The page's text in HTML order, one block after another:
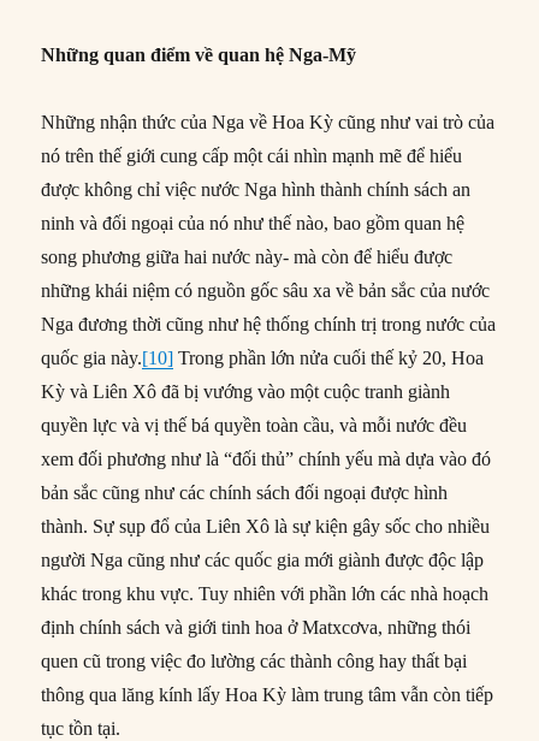
Những quan điểm về quan hệ Nga-Mỹ
Những nhận thức của Nga về Hoa Kỳ cũng như vai trò của
nó trên thế giới cung cấp một cái nhìn mạnh mẽ để hiểu
được không chỉ việc nước Nga hình thành chính sách an
ninh và đối ngoại của nó như thế nào, bao gồm quan hệ
song phương giữa hai nước này- mà còn để hiểu được
những khái niệm có nguồn gốc sâu xa về bản sắc của nước
Nga đương thời cũng như hệ thống chính trị trong nước của
quốc gia này.[10] Trong phần lớn nửa cuối thế kỷ 20, Hoa
Kỳ và Liên Xô đã bị vướng vào một cuộc tranh giành
quyền lực và vị thế bá quyền toàn cầu, và mỗi nước đều
xem đối phương như là “đối thủ” chính yếu mà dựa vào đó
bản sắc cũng như các chính sách đối ngoại được hình
thành. Sự sụp đổ của Liên Xô là sự kiện gây sốc cho nhiều
người Nga cũng như các quốc gia mới giành được độc lập
khác trong khu vực. Tuy nhiên với phần lớn các nhà hoạch
định chính sách và giới tinh hoa ở Matxcơva, những thói
quen cũ trong việc đo lường các thành công hay thất bại
thông qua lăng kính lấy Hoa Kỳ làm trung tâm vẫn còn tiếp
tục tồn tại.